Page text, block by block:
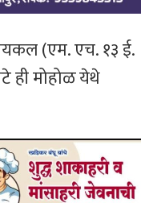
(एम. एच. १३ ई.
ही मोहोळ येथे